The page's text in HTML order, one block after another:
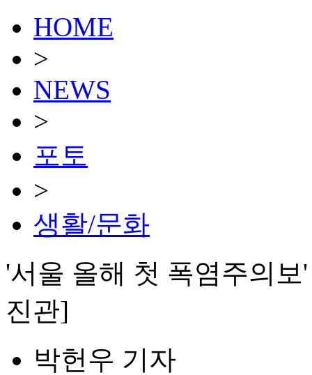
HOME
>
NEWS
>
포토
>
생활/문화
'서울 올해 첫 폭염주의
진관]
박헌우 기자